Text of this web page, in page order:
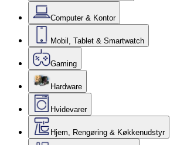
Computer & Kontor
Mobil, Tablet & Smartwatch
Gaming
Hardware
Hvidevarer
Hjem, Rengøring & Køkkenudstyr